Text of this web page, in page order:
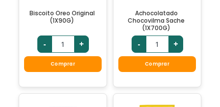
Biscoito Oreo Original
(1X90G)
- +
Comprar
Achocolatado
Chocovilma Sache
(1X700G)
- +
Comprar